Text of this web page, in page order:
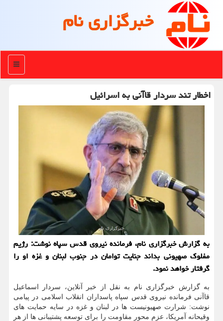
خبرگزاری نام
منو
اخطار تند سردار قاآنی به اسرائیل
به گزارش خبرگزاری نام، فرمانده نیروی قدس سپاه نوشت: رژیم
مفلوک صهیونی بداند جنایت توامان در جنوب لبنان و غزه او را
گرفتار خواهد نمود.
به گزارش خبرگزاری نام به نقل از خبر آنلاین، سردار اسماعیل
قاآنی فرمانده نیروی قدس سپاه پاسداران انقلاب اسلامی در پیامی
نوشت: شرارت صهیونیست ها در لبنان و غزه در سایه حمایت های
وقیحانه آمریکا، عزم محور مقاومت را برای توسعه پشتیبانی ها از هر